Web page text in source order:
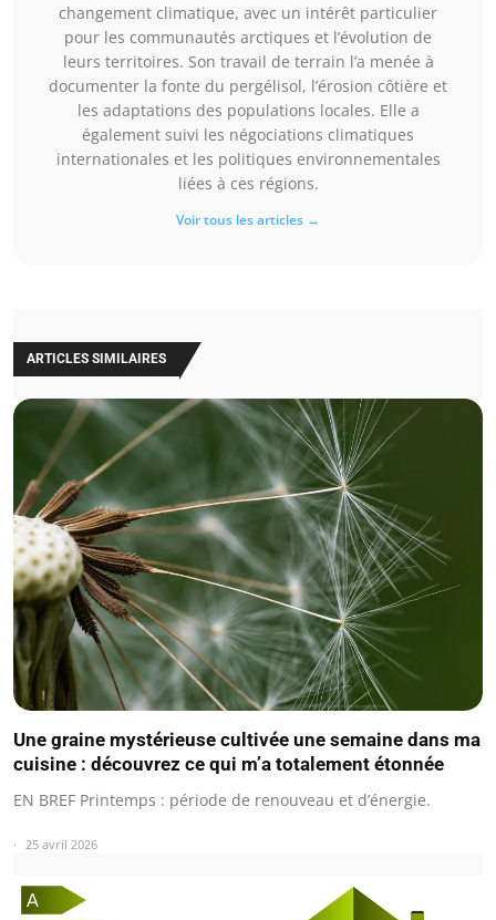
changement climatique, avec un intérêt particulier
pour les communautés arctiques et l’évolution de
leurs territoires. Son travail de terrain l’a menée à
documenter la fonte du pergélisol, l’érosion côtière et
les adaptations des populations locales. Elle a
également suivi les négociations climatiques
internationales et les politiques environnementales
liées à ces régions.
Voir tous les articles →
ARTICLES SIMILAIRES
Une graine mystérieuse cultivée une semaine dans ma
cuisine : découvrez ce qui m’a totalement étonnée
EN BREF Printemps : période de renouveau et d’énergie.
25 avril 2026